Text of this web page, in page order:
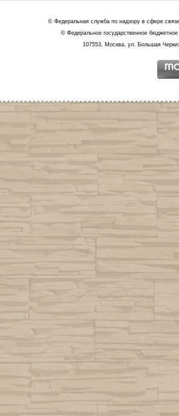
© Федеральная служба по надзору в сфере
© Федеральное государственное
107553, Москва, ул. Большая